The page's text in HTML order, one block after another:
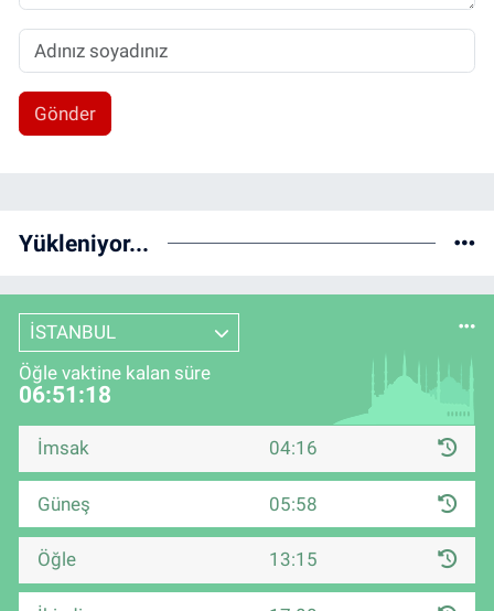
Gönder
Yükleniyor...
İSTANBUL
Öğle vaktine kalan süre
06:51:17
İmsak 04:16
Güneş 05:58
Öğle 13:15